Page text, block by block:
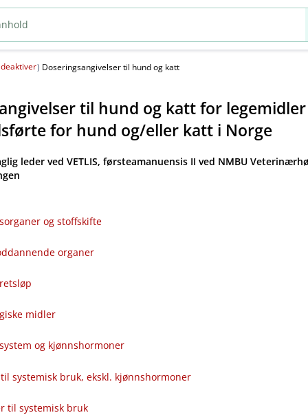
deaktiver) Doseringsangivelser til hund og katt
til hund og katt for
for hund og​/​eller katt i Norge
leder ved VETLIS, førsteamanuensis II ved NMBU
og stoffskifte
organer
midler
og kjønnshormoner
systemisk bruk, ekskl. kjønnshormoner
til systemisk bruk